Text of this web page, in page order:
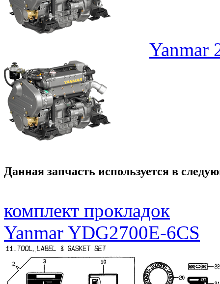
Yanmar
Данная запчасть используется в
комплект прокладок
Yanmar YDG2700E-6CS